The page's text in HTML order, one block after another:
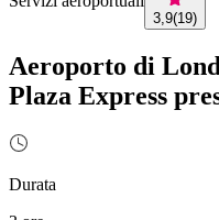
3,9(19)
Aeroporto di
Plaza Express
Durata